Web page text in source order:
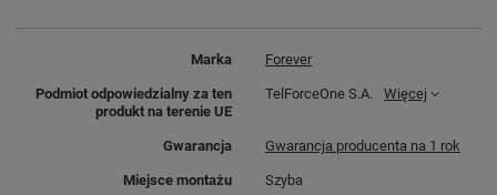
Marka Forever
Podmiot odpowiedzialny za ten
produkt na terenie UE
TelForceOne S.A. Więcej
Gwarancja Gwarancja producenta na 1 rok
Miejsce montażu Szyba